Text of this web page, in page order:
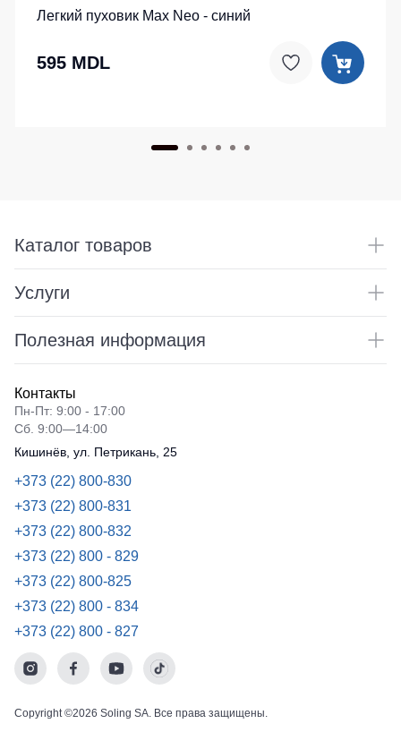
Легкий пуховик Max Neo - синий
595 MDL
Каталог товаров
Услуги
Полезная информация
Контакты
Пн-Пт: 9:00 - 17:00
Сб. 9:00—14:00
Кишинёв, ул. Петрикань, 25
+373 (22) 800-830
+373 (22) 800-831
+373 (22) 800-832
+373 (22) 800 - 829
+373 (22) 800-825
+373 (22) 800 - 834
+373 (22) 800 - 827
Copyright ©2026 Soling SA. Все права защищены.